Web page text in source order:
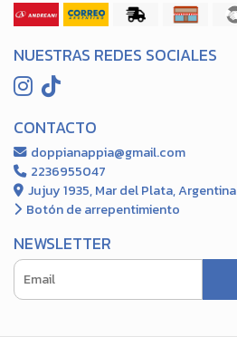
NUESTRAS REDES SOCIALES
CONTACTO
doppianappia@gmail.com
2236955047
Jujuy 1935, Mar del Plata, Argentina
Botón de arrepentimiento
NEWSLETTER